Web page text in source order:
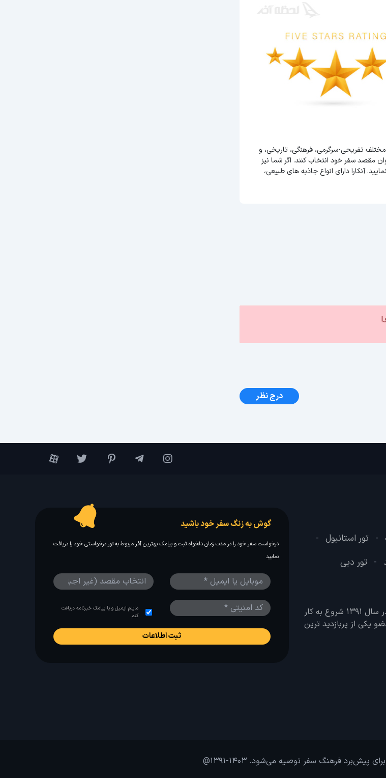
مختلف تفریحی-سرگرمی، فرهنگی، تاریخی، و
مقصد سفر خود انتخاب کنند. اگر شما نیز
آنکارا دارای انواع جاذبه های طبیعی،
درج نظر
- تور استانبول -
- تور دبی
وب سایت لحظه آخر با هدف ایجاد بانکی جامع در تمامی زمینه های گردشگری در سال 1391 شروع به کار
عضو یکی از پربازدید ترین
گوش به زنگ سفر خود باشید
درخواست سفر خود را در مدت زمان دلخواه ثبت و پیامک بهترین آفر مربوط به تور درخواستی خود را دریافت
نمایید
مایلم ایمیل و یا پیامک خبرنامه دریافت
کنم.
پیش‌برد فرهنگ سفر توصیه می‌شود. 1403-1391@